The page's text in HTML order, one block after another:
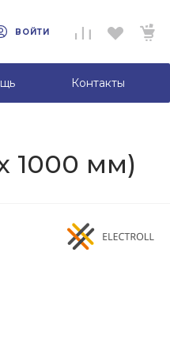
ВОЙТИ
Контакты
1000 мм)